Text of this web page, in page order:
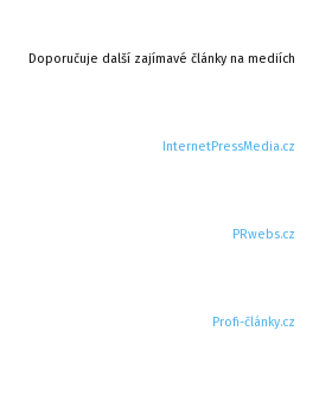
Doporučuje další zajímavé články na mediích
InternetPressMedia.cz
PRwebs.cz
Profi-články.cz